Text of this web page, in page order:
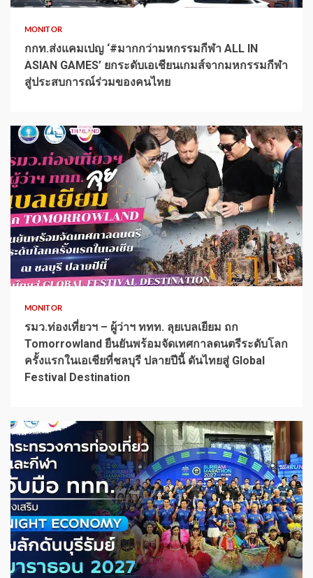
MONITOR
กกท.ส่งแคมเปญ ‘#มากกว่ามหกรรมกีฬา ALL IN
ASIAN GAMES’ ยกระดับเอเชียนเกมส์จากมหกรรมกีฬา
สู่ประสบการณ์ร่วมของคนไทย
1 min read
MONITOR
รมว.ท่องเที่ยวฯ – ผู้ว่าฯ ททท. ลุยเบลเยียม ถก
Tomorrowland ยืนยันพร้อมจัดเทศกาลดนตรีระดับโลก
ครั้งแรกในเอเชียที่ชลบุรี ปลายปีนี้ ดันไทยสู่ Global
Festival Destination
1 min read